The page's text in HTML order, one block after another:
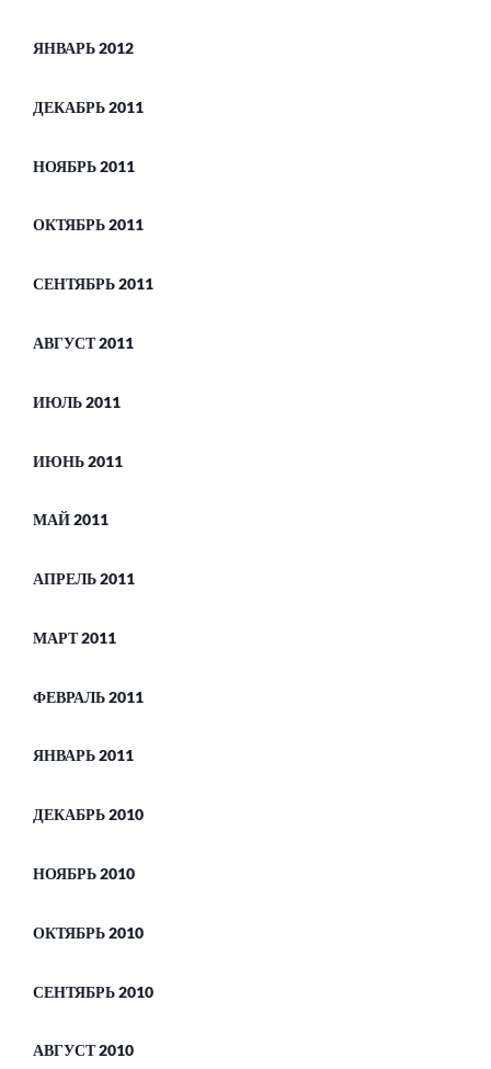
ЯНВАРЬ 2012
ДЕКАБРЬ 2011
НОЯБРЬ 2011
ОКТЯБРЬ 2011
СЕНТЯБРЬ 2011
АВГУСТ 2011
ИЮЛЬ 2011
ИЮНЬ 2011
МАЙ 2011
АПРЕЛЬ 2011
МАРТ 2011
ФЕВРАЛЬ 2011
ЯНВАРЬ 2011
ДЕКАБРЬ 2010
НОЯБРЬ 2010
ОКТЯБРЬ 2010
СЕНТЯБРЬ 2010
АВГУСТ 2010